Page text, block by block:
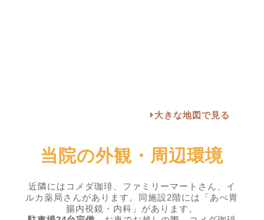
大きな地図で見る
当院の外観・周辺環境
近隣にはコメダ珈琲、ファミリーマートさん、イ
ルカ薬局さんがあります。同施設2階には「あべ胃
腸内視鏡・内科」があります。